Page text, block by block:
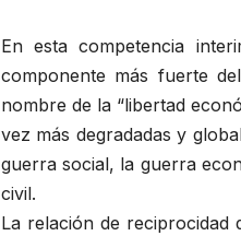
En esta competencia
componente más fuerte
nombre de la “libertad
vez más degradadas y
guerra social, la guerra
civil.
La relación de reciprocidad